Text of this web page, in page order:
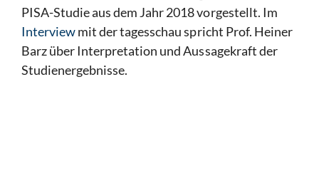
PISA-Studie aus dem Jahr 2018 vorgestellt. Im
Interviewmit der tagesschau spricht Prof. Heiner
Barz über Interpretation und Aussagekraft der
Studienergebnisse.